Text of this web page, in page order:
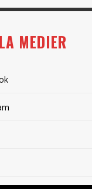
MEDIER